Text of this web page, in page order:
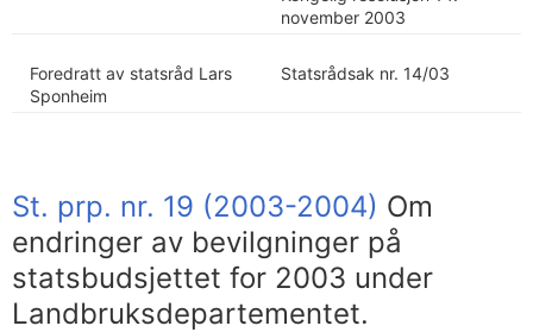
november 2003
Foredratt av statsråd Lars
Sponheim
Statsrådsak nr. 14/03
St. prp. nr. 19 (2003-2004) Om
endringer av bevilgninger på
statsbudsjettet for 2003 under
Landbruksdepartementet.